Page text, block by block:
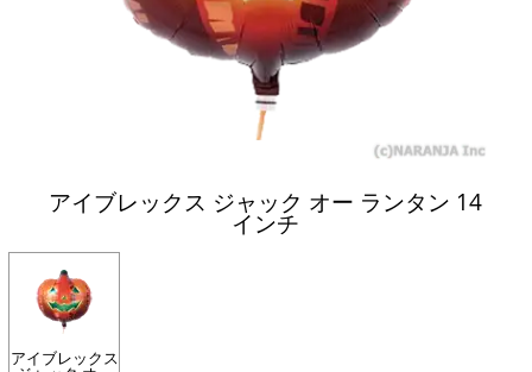
アイブレックス ジャック オー ランタン 14
インチ
アイブレックス